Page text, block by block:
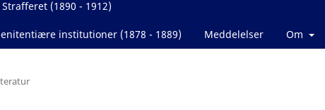
(1890 - 1912)
institutioner (1878 - 1889) Meddelelser Om